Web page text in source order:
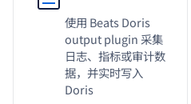
使用 Beats Doris
output plugin 采集
日志、指标或审计数
据，并实时写入
Doris